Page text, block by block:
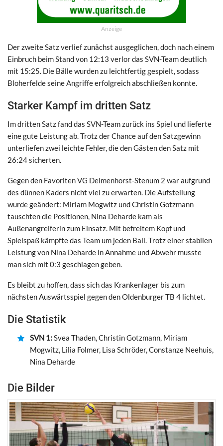
Anzeige
Der zweite Satz verlief zunächst ausgeglichen, doch nach einem
Einbruch beim Stand von 12:13 verlor das SVN-Team deutlich
mit 15:25. Die Bälle wurden zu leichtfertig gespielt, sodass
Bloherfelde seine Angriffe erfolgreich abschließen konnte.
Starker Kampf im dritten Satz
Im dritten Satz fand das SVN-Team zurück ins Spiel und lieferte
eine gute Leistung ab. Trotz der Chance auf den Satzgewinn
unterliefen zwei leichte Fehler, die den Gästen den Satz mit
26:24 sicherten.
Gegen den Favoriten VG Delmenhorst-Stenum 2 war aufgrund
des dünnen Kaders nicht viel zu erwarten. Die Aufstellung
wurde geändert: Miriam Mogwitz und Christin Gotzmann
tauschten die Positionen, Nina Deharde kam als
Außenangreiferin zum Einsatz. Mit befreitem Kopf und
Spielspaß kämpfte das Team um jeden Ball. Trotz einer stabilen
Leistung von Nina Deharde in Annahme und Abwehr musste
man sich mit 0:3 geschlagen geben.
Es bleibt zu hoffen, dass sich das Krankenlager bis zum
nächsten Auswärtsspiel gegen den Oldenburger TB 4 lichtet.
Die Statistik
SVN 1:Svea Thaden, Christin Gotzmann, Miriam
Mogwitz, Lilia Folmer, Lisa Schröder, Constanze Neehuis,
Nina Deharde
Die Bilder